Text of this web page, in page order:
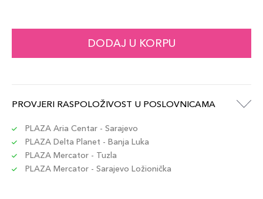
DODAJ U KORPU
PROVJERI RASPOLOŽIVOST U POSLOVNICAMA
PLAZA Aria Centar - Sarajevo
PLAZA Delta Planet - Banja Luka
PLAZA Mercator - Tuzla
PLAZA Mercator - Sarajevo Ložionička